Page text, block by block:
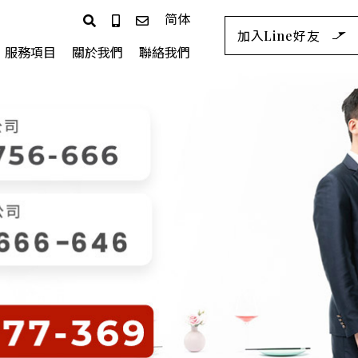
简体
服務項目
關於我們 聯絡我們
加入Line好友